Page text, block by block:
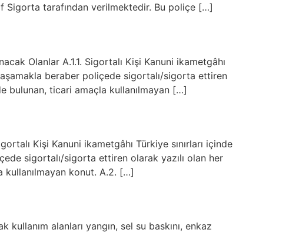
Sigorta tarafından verilmektedir. Bu poliçe […]
Olanlar A.1.1. Sigortalı Kişi Kanuni ikametgâhı
beraber poliçede sigortalı/sigorta ettiren
bulunan, ticari amaçla kullanılmayan […]
Kişi Kanuni ikametgâhı Türkiye sınırları içinde
sigortalı/sigorta ettiren olarak yazılı olan her
kullanılmayan konut. A.2. […]
alanları yangın, sel su baskını, enkaz